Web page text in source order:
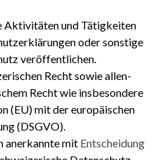
Aktivitäten und Tätigkeiten
oder sonstige
veröffentlichen.
Recht sowie allen­
Recht wie insbesondere
(EU) mit der euro­päischen
(DSGVO).
anerkannte mit Entscheidung